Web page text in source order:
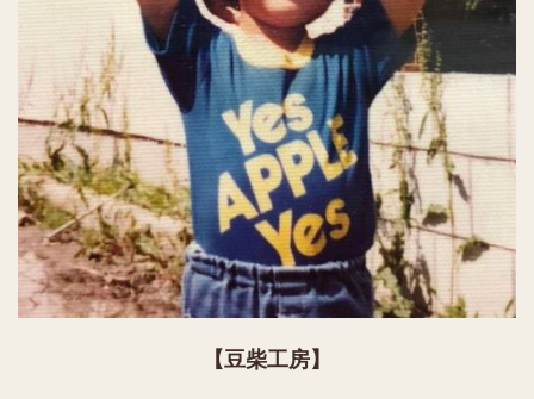
【豆柴工房】